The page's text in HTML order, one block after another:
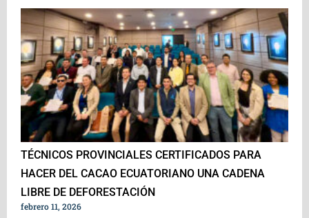
TÉCNICOS PROVINCIALES CERTIFICADOS PARA
HACER DEL CACAO ECUATORIANO UNA CADENA
LIBRE DE DEFORESTACIÓN
febrero 11, 2026